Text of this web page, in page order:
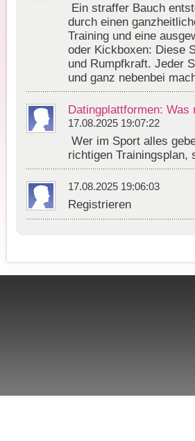
Ein straffer Bauch
durch einen
Training und eine
oder Kickboxen: Diese
und Rumpfkraft. Jeder
und ganz nebenbei
Datingplattformen:
17.08.2025 19:07:22
Wer im Sport alles
richtigen Trainingsplan,
17.08.2025 19:06:03
Registrieren